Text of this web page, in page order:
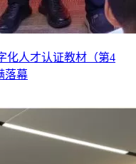
化人才认证教材（第4
落幕